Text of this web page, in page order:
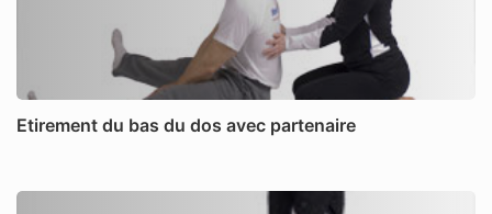
Etirement du bas du dos avec partenaire